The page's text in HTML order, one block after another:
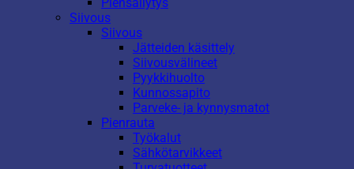
Siivous
Siivous
Jätteiden käsittely
Siivousvälineet
Pyykkihuolto
Kunnossapito
Parveke- ja kynnysmatot
Pienrauta
Työkalut
Sähkötarvikkeet